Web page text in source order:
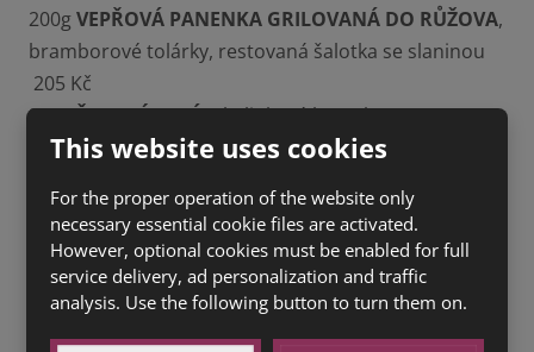
200gVEPŘOVÁ PANENKA GRILOVANÁ DO RŮŽOVA,
bramborové tolárky, restovaná šalotka se slaninou
205 Kč
200gŠOPSKÝ SALÁT, bylinková bagetka (1a,3,7) 99
SACHER SE ŠLEHAČKOU(1a,3,7) 40 Kč
HŘÍŠNÝ ČOKOLÁDOVÝ FONDANT (1a,3,7) 60 Kč
0,4lRozmarná 12- světlý ležák – speciální volba
This website uses cookies
For the proper operation of the website only
necessary essential cookie files are activated.
However, optional cookies must be enabled for full
service delivery, ad personalization and traffic
analysis. Use the following button to turn them on.